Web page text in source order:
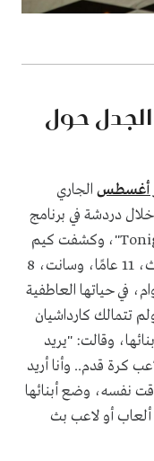
حول
أغسطس الجاري
خلال دردشة في برنامج
"Tonight Show Starring Jimmy Fallon"، وكشفت كيم
كارداشيان في اللقاء عن تأثير أطفالها، نورث، 11 عامًا، وسانت، 8
6 أعوام، وسالم، 5 أعوام، في حياتها العاطفية
تتمالك كارداشيان
وقالت: "يريد
كرة قدم.. وأنا أريد
نفسه، وضع أبنائها
ألعاب أو لاعب بث